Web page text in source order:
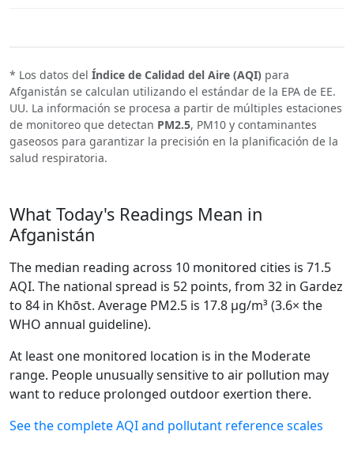
* Los datos del Índice de Calidad del Aire (AQI) para
Afganistán se calculan utilizando el estándar de la EPA de EE.
UU. La información se procesa a partir de múltiples estaciones
de monitoreo que detectan PM2.5, PM10 y contaminantes
gaseosos para garantizar la precisión en la planificación de la
salud respiratoria.
What Today's Readings Mean in
Afganistán
The median reading across 10 monitored cities is 71.5
AQI. The national spread is 52 points, from 32 in Gardez
to 84 in Khōst. Average PM2.5 is 17.8 µg/m³ (3.6× the
WHO annual guideline).
At least one monitored location is in the Moderate
range. People unusually sensitive to air pollution may
want to reduce prolonged outdoor exertion there.
See the complete AQI and pollutant reference scales